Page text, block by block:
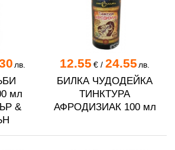
лв.
мл
&
12.55 €/ 24.55 лв.
БИЛКА ЧУДОДЕЙКА
ТИНКТУРА
АФРОДИЗИАК 100 мл